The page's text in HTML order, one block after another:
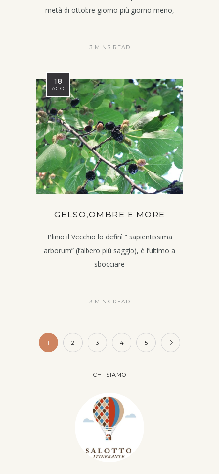
metà di ottobre giorno più giorno meno,
3 MINS READ
18
AGO
GELSO,OMBRE E MORE
Plinio il Vecchio lo definì ” sapientissima
arborum” (l’albero più saggio), è l’ultimo a
sbocciare
3 MINS READ
1 2 3 4 5
CHI SIAMO